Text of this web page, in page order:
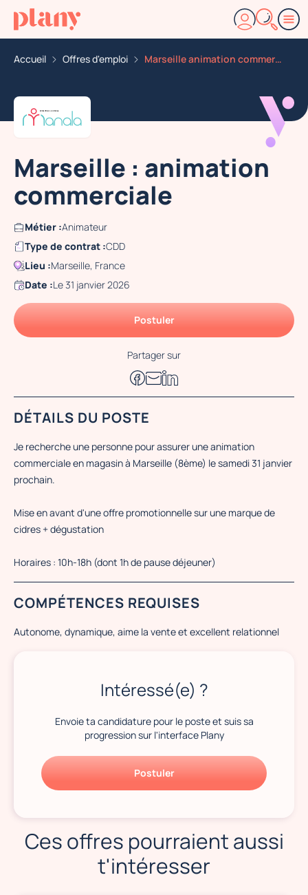
Accueil Offres d'emploi Marseille animation commerciale
Marseille : animation
commerciale
Métier :Animateur
Type de contrat :CDD
Lieu :Marseille, France
Date :Le 31 janvier 2026
Postuler
Partager sur
DÉTAILS DU POSTE
Je recherche une personne pour assurer une animation
commerciale en magasin à Marseille (8ème) le samedi 31 janvier
prochain.
Mise en avant d'une offre promotionnelle sur une marque de
cidres + dégustation
Horaires : 10h-18h (dont 1h de pause déjeuner)
COMPÉTENCES REQUISES
Autonome, dynamique, aime la vente et excellent relationnel
Intéressé(e) ?
Envoie ta candidature pour le poste et suis sa
progression sur l'interface Plany
Postuler
Ces offres pourraient aussi
t'intéresser